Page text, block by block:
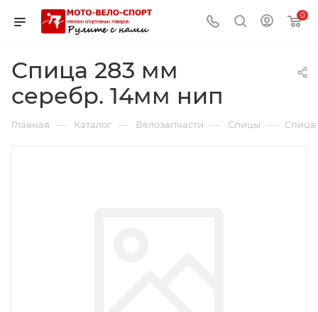
0
Спица 283 мм
серебр. 14мм нип
Главная — Каталог — Велозапчасти — Спицы — Спица